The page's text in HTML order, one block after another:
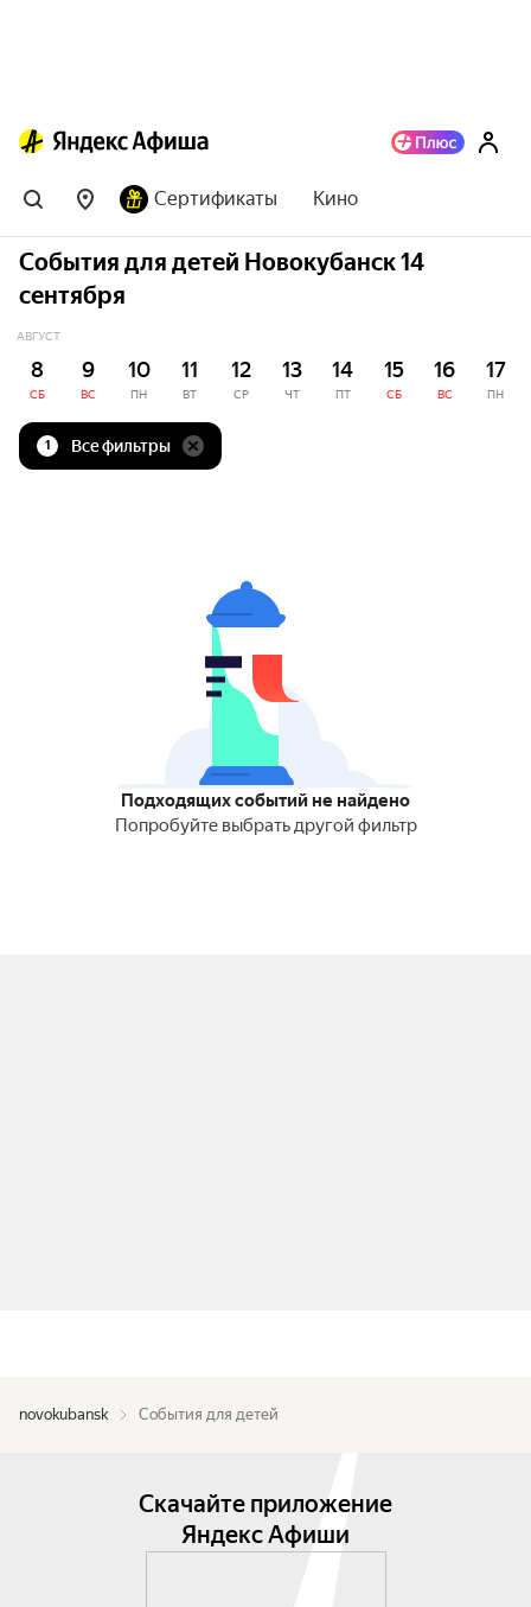
Сертификаты Кино
События для детей Новокубанск 14
сентября
АВГУСТ
8
СБ
9
ВС
10
ПН
11
ВТ
12
СР
13
ЧТ
14
ПТ
15
СБ
16
ВС
17
ПН
1 Все фильтры
Подходящих событий не найдено
Попробуйте выбрать другой фильтр
novokubansk События для детей
Скачайте приложение
Яндекс Афиши